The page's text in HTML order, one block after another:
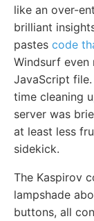
like an over-
brilliant
pastes code
Windsurf even
JavaScript
time cleaning
server was
at least less
sidekick.
The Kaspirov
lampshade
buttons, all